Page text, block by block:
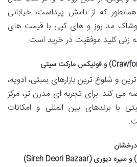
که از نامش پیداست، خیابانی
مد روز و های کپی با قیمت های
زنی کلید موفقیت در خرید است.
و شلوغ ترین بازارهای بمبئی، ادویه،
می کند. برای تجربه ای مدرن تر، مرکز
با برندهای بین المللی و امکانات